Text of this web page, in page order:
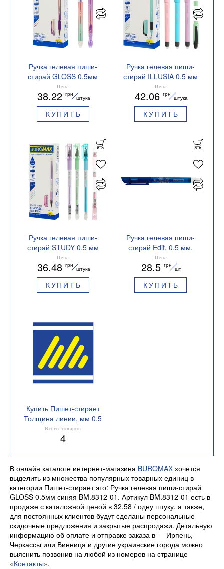
Ручка гелевая пиши-
стирай GLOSS 0.5мм
синяя BM.8312-01
Цена
38.22 грн
штука
КУПИТЬ
Ручка гелевая пиши-
стирай ILLUSIA 0.5 мм
синяя BM.8313-01
Цена
42.06 грн
штука
КУПИТЬ
Ручка гелевая пиши-
стирай STUDY 0.5 мм
синяя BM.8310-01
Цена
36.48 грн
штука
КУПИТЬ
Ручка гелевая пиши-
стирай Edit, 0.5 мм,
BUROMAX BM.8300
Цена
28.5 грн
шт
КУПИТЬ
Купить Пишет-стирает
Толщина линии, мм 0.5
Всего товаров
4
В онлайн каталоге интернет-магазина BUROMAX хочется
выделить из множества популярных товарных единиц в
категории Пишет-стирает это: Ручка гелевая пиши-стирай
GLOSS 0.5мм синяя BM.8312-01. Артикул BM.8312-01 есть в
продаже с каталожной ценой в 32.58 / одну штуку, а также,
для постоянных клиентов будут сделаны персональные
скидочные предложения и закрытые распродажи. Детальную
информацию об оплате и отправке заказа в — Ирпень,
Черкассы или Винница и другие украинские города можно
выяснить позвонив на любой из номеров на странице
«Контакты».